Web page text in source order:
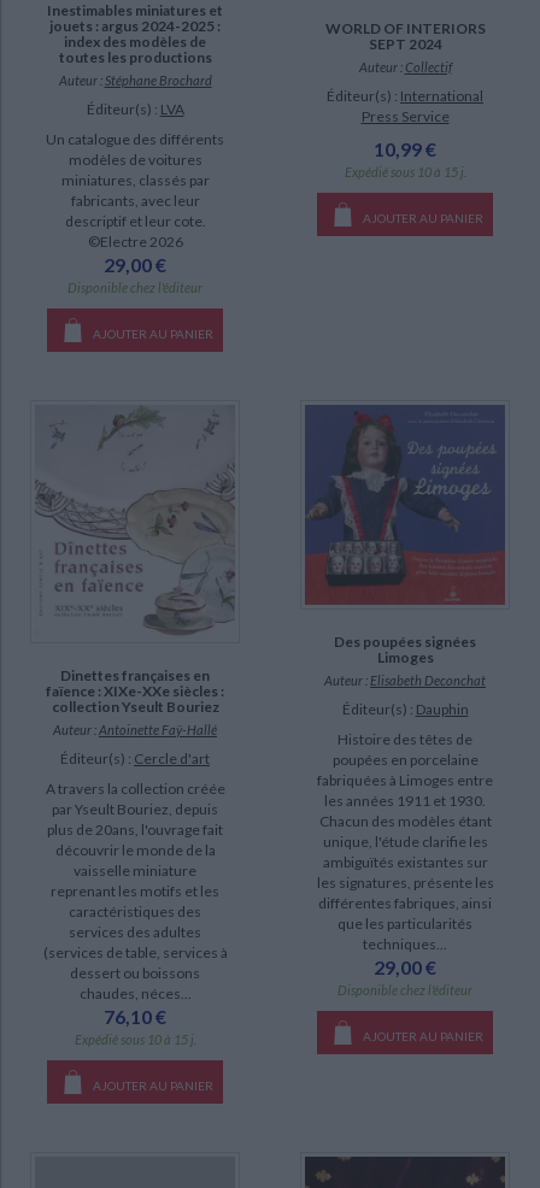
Inestimables miniatures et
jouets : argus 2024-2025 :
index des modèles de
toutes les productions
Auteur : Stéphane Brochard
Éditeur(s) : LVA
Un catalogue des différents
modèles de voitures
miniatures, classés par
fabricants, avec leur
descriptif et leur cote.
©Electre 2026
29,00 €
Disponible chez l'éditeur
AJOUTER AU PANIER
WORLD OF INTERIORS
SEPT 2024
Auteur : Collectif
Éditeur(s) : International
Press Service
10,99 €
Expédié sous 10 à 15 j.
AJOUTER AU PANIER
Dinettes françaises en
faïence : XIXe-XXe siècles :
collection Yseult Bouriez
Auteur :Antoinette Faÿ-Hallé
Éditeur(s) : Cercle d'art
A travers la collection créée
par Yseult Bouriez, depuis
plus de 20ans, l'ouvrage fait
découvrir le monde de la
vaisselle miniature
reprenant les motifs et les
caractéristiques des
services des adultes
(services de table, services à
dessert ou boissons
chaudes, néces...
76,10 €
Expédié sous 10 à 15 j.
AJOUTER AU PANIER
Des poupées signées
Limoges
Auteur : Elisabeth Deconchat
Éditeur(s) : Dauphin
Histoire des têtes de
poupées en porcelaine
fabriquées à Limoges entre
les années 1911 et 1930.
Chacun des modèles étant
unique, l'étude clarifie les
ambiguïtés existantes sur
les signatures, présente les
différentes fabriques, ainsi
que les particularités
techniques...
29,00 €
Disponible chez l'éditeur
AJOUTER AU PANIER